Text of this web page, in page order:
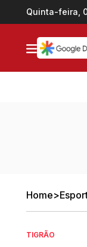
Ir direto proQuinta-feira,
Home>
TIGRÃO